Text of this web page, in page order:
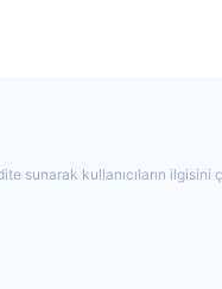
sunarak kullanıcıların